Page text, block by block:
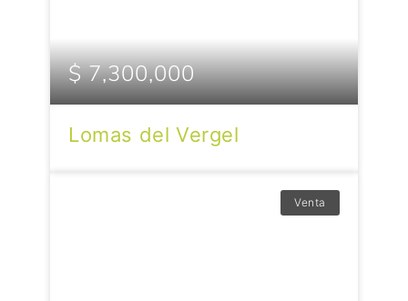
$ 7,300,000
Lomas del Vergel
Venta